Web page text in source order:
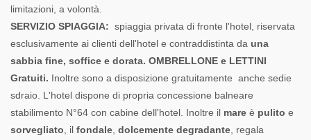
limitazioni, a volontà.
SERVIZIO SPIAGGIA: spiaggia privata di fronte l'hotel, riservata
esclusivamente ai clienti dell'hotel e contraddistinta da una
sabbia fine, soffice e dorata. OMBRELLONE e LETTINI
Gratuiti. Inoltre sono a disposizione gratuitamente anche sedie
sdraio. L'hotel dispone di propria concessione balneare
stabilimento N°64 con cabine dell'hotel. Inoltre il mare è pulito e
sorvegliato, il fondale, dolcemente degradante, regala